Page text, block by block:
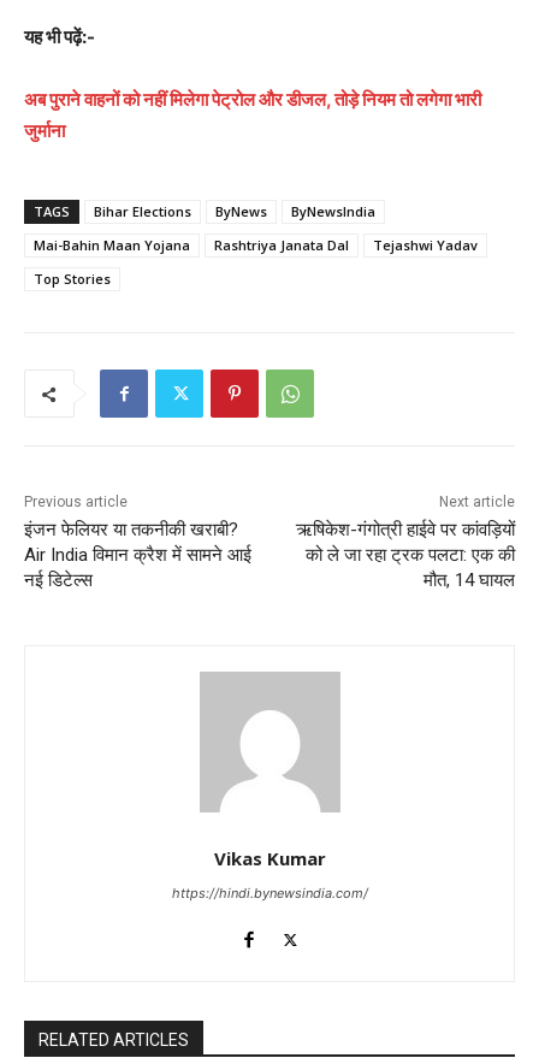
यह भी पढ़ें:-
अब पुराने वाहनों को नहीं मिलेगा पेट्रोल और डीजल, तोड़े नियम तो लगेगा भारी
जुर्माना
TAGS Bihar Elections ByNews
ByNewsIndia
Mai-Bahin Maan Yojana
Rashtriya Janata Dal
Tejashwi Yadav
Top Stories
Previous article
इंजन फेलियर या तकनीकी खराबी?
Air India विमान क्रैश में सामने आई
नई डिटेल्स
Next article
ऋषिकेश-गंगोत्री हाईवे पर कांवड़ियों
को ले जा रहा ट्रक पलटा: एक की
मौत, 14 घायल
Vikas Kumar
https://hindi.bynewsindia.com/
RELATED ARTICLES